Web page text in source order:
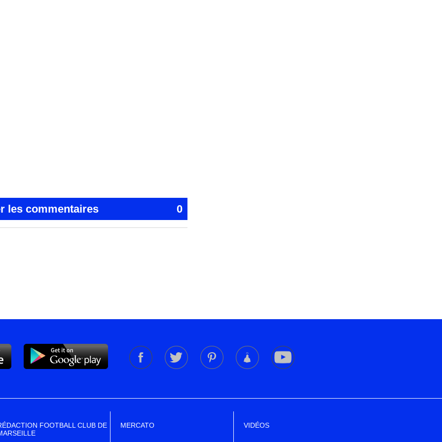
les commentaires 0
FOOTBALL CLUB DE
MERCATO VIDÉOS